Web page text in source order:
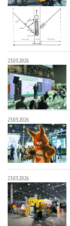
23.03.2026
23.03.2026
23.03.2026
23.03.2026